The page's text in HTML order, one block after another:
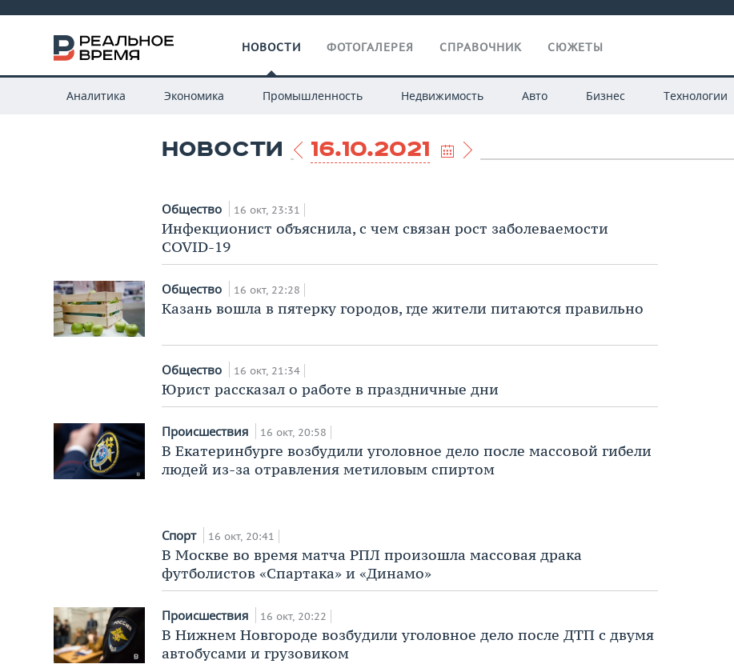
НОВОСТИ ФОТОГАЛЕРЕЯ СПРАВОЧНИК СЮЖЕТЫ
Аналитика Экономика Промышленность Недвижимость Авто Бизнес Технологии
НОВОСТИ 16.10.2021
Общество 16 окт, 23:31
Инфекционист объяснила, с чем связан рост заболеваемости
COVID-19
Общество 16 окт, 22:28
Казань вошла в пятерку городов, где жители питаются правильно
Общество 16 окт, 21:34
Юрист рассказал о работе в праздничные дни
Происшествия 16 окт, 20:58
В Екатеринбурге возбудили уголовное дело после массовой гибели
людей из-за отравления метиловым спиртом
Спорт 16 окт, 20:41
В Москве во время матча РПЛ произошла массовая драка
футболистов «Спартака» и «Динамо»
Происшествия 16 окт, 20:22
В Нижнем Новгороде возбудили уголовное дело после ДТП с двумя
автобусами и грузовиком